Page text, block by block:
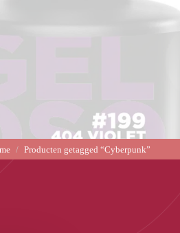
Producten getagged “Cyberpunk”